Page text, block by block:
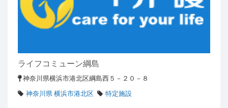
ライフコミューン綱島
神奈川県横浜市港北区綱島西５－２０－８
神奈川県 横浜市港北区
特定施設